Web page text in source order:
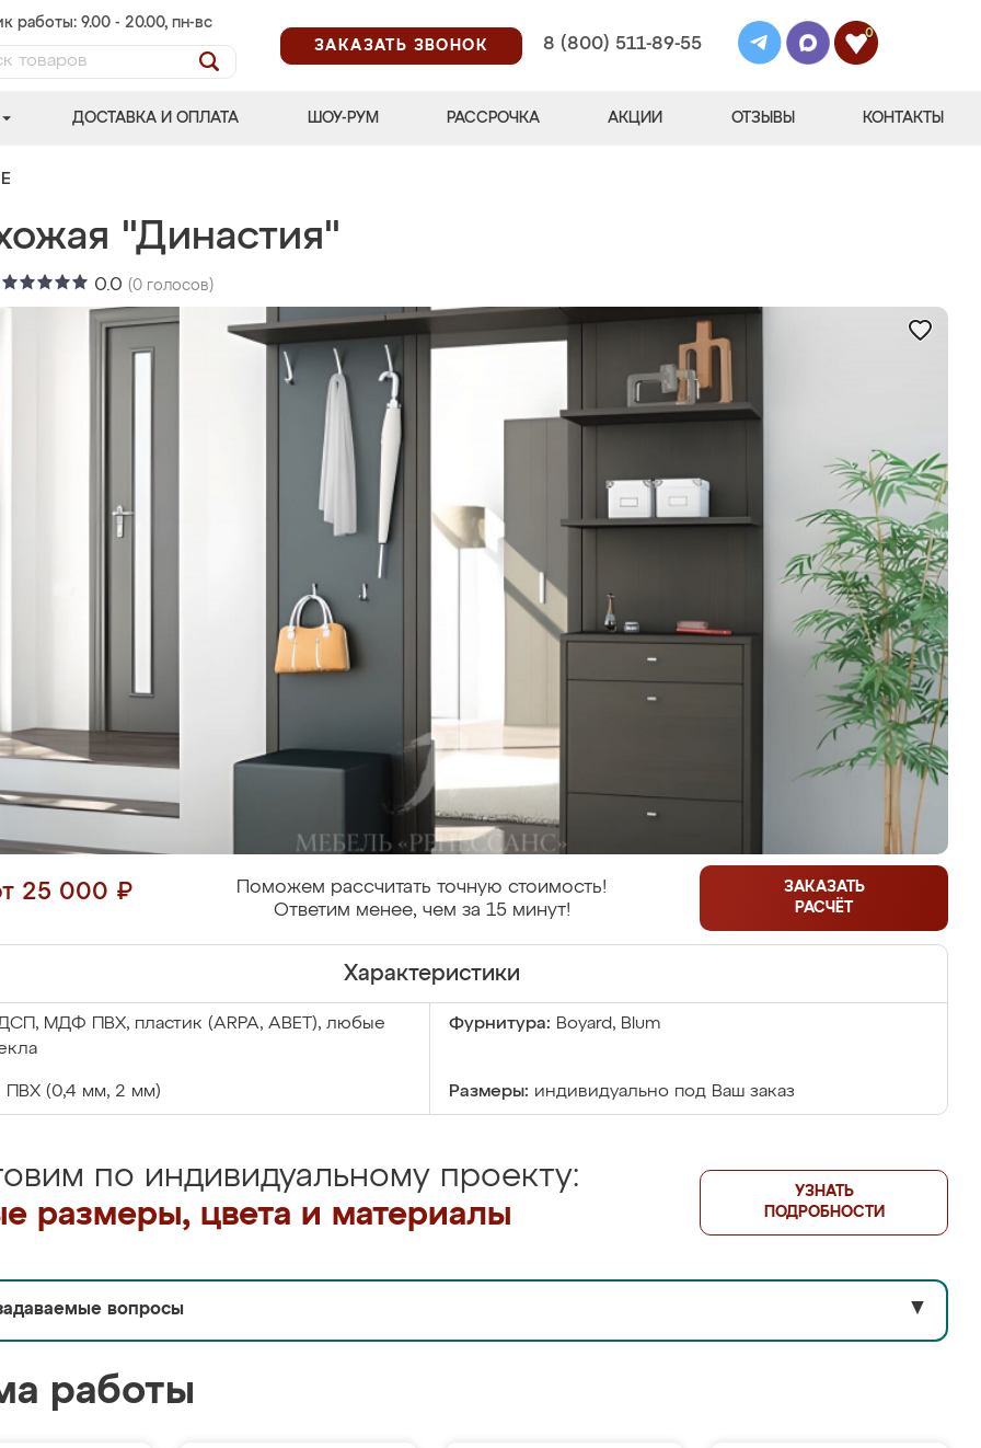
работы: 9.00 - 20.00, пн-вс
ЗАКАЗАТЬ ЗВОНОК
8 (800) 511-89-55
0
ДОСТАВКА И ОПЛАТА ШОУ-РУМ РАССРОЧКА АКЦИИ ОТЗЫВЫ КОНТАКТЫ
"Династия"
0.0 (0 голосов)
25 000 ₽
Поможем рассчитать точную стоимость!
Ответим менее, чем за 15 минут!
ЗАКАЗАТЬ
РАСЧЁТ
Характеристики
МДФ ПВХ, пластик (ARPA, ABET), любые
Фурнитура: Boyard, Blum
ПВХ (0,4 мм, 2 мм) Размеры: индивидуально под Ваш заказ
по индивидуальному проекту:
размеры, цвета и материалы
УЗНАТЬ
ПОДРОБНОСТИ
вопросы ▼
работы